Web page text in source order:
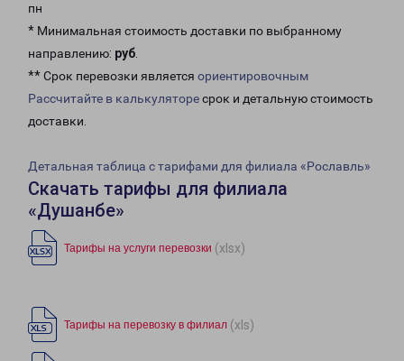
пн
* Минимальная стоимость доставки по выбранному
направлению: руб.
** Срок перевозки является ориентировочным
Рассчитайте в калькуляторесрок и детальную стоимость
доставки.
Детальная таблица с тарифами для филиала «Рославль»
Скачать тарифы для филиала
«Душанбе»
Тарифы на услуги перевозки (xlsx)
Тарифы на перевозку в филиал (xls)